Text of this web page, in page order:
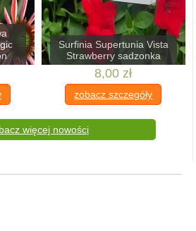
Surfinia Supertunia Vista
Strawberry sadzonka
8,00 zł
zobacz szczegóły
więcej nowości